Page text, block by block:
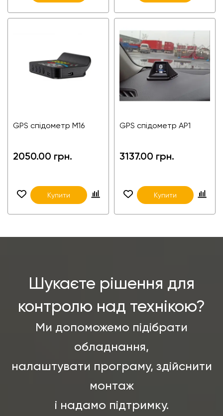
GPS спідометр M16
2050.00 грн.
Купити
GPS спідометр AP1
3137.00 грн.
Купити
Шукаєте рішення для
контролю над технікою?
Ми допоможемо підібрати
обладнання,
налаштувати програму, здійснити
монтаж
і надамо підтримку.